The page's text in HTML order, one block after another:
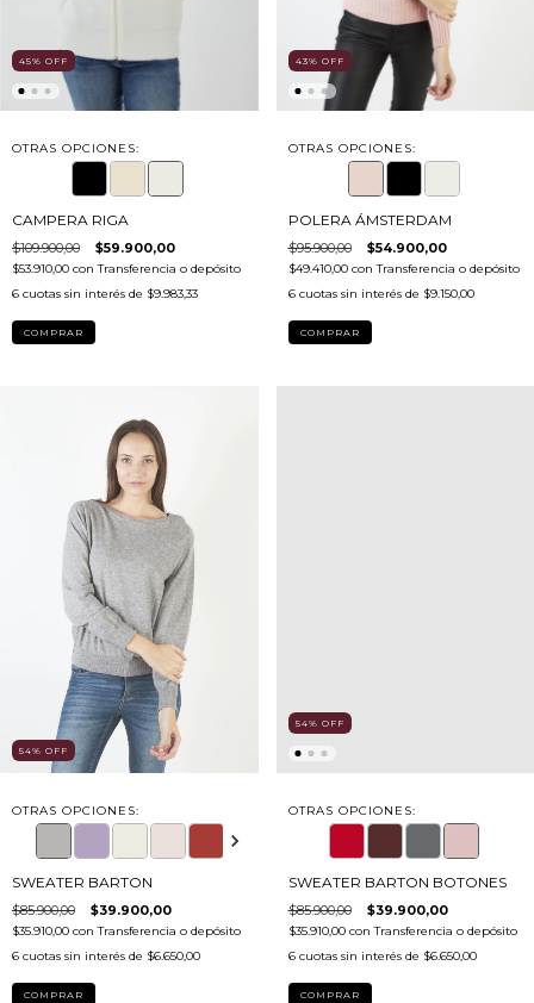
45% OFF
OTRAS OPCIONES:
CAMPERA RIGA
$109.900,00 $59.900,00
$53.910,00 con Transferencia o depósito
6 cuotas sin interés de $9.983,33
COMPRAR
43% OFF
OTRAS OPCIONES:
POLERA ÁMSTERDAM
$95.900,00 $54.900,00
$49.410,00 con Transferencia o depósito
6 cuotas sin interés de $9.150,00
COMPRAR
54% OFF
OTRAS OPCIONES:
SWEATER BARTON
$85.900,00 $39.900,00
$35.910,00 con Transferencia o depósito
6 cuotas sin interés de $6.650,00
COMPRAR
54% OFF
OTRAS OPCIONES:
SWEATER BARTON BOTONES
$85.900,00 $39.900,00
$35.910,00 con Transferencia o depósito
6 cuotas sin interés de $6.650,00
COMPRAR